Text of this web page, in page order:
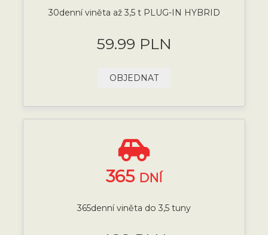
30denní viněta až 3,5 t PLUG-IN HYBRID
59.99 PLN
OBJEDNAT
365 DNÍ
365denní viněta do 3,5 tuny